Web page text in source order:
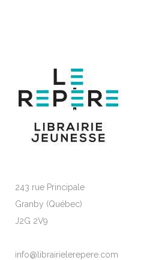
243 rue Principale
Granby (Québec)
J2G 2V9
info@librairielerepere.com